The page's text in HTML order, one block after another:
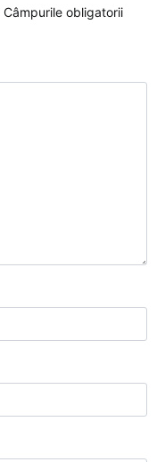
Câmpurile obligatorii